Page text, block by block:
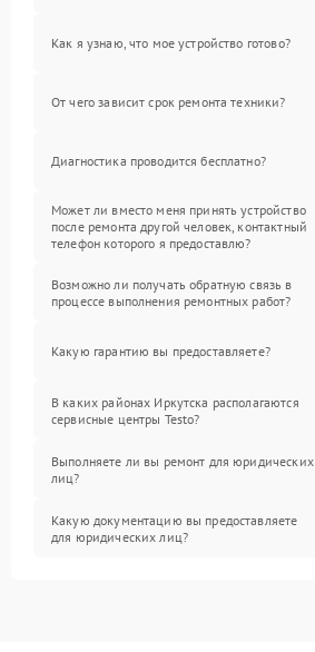
Как я узнаю, что мое устройство готово?
От чего зависит срок ремонта техники?
Диагностика проводится бесплатно?
Может ли вместо меня принять устройство
после ремонта другой человек, контактный
телефон которого я предоставлю?
Возможно ли получать обратную связь в
процессе выполнения ремонтных работ?
Какую гарантию вы предоставляете?
В каких районах Иркутска располагаются
сервисные центры Testo?
Выполняете ли вы ремонт для юридических
лиц?
Какую документацию вы предоставляете
для юридических лиц?